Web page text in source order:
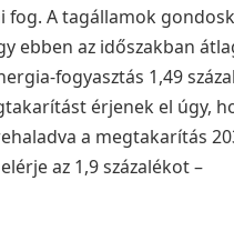
fog. A tagállamok
ebben az időszakban
fogyasztás 1,49
érjenek el úgy,
a megtakarítás
az 1,9 százalékot –